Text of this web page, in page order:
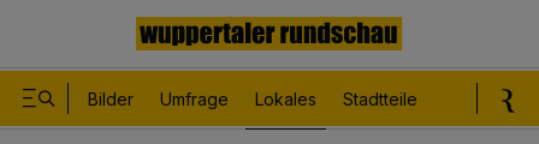
Bilder Umfrage Lokales Stadtteile